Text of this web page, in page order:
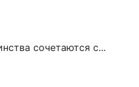
сочетаются с...